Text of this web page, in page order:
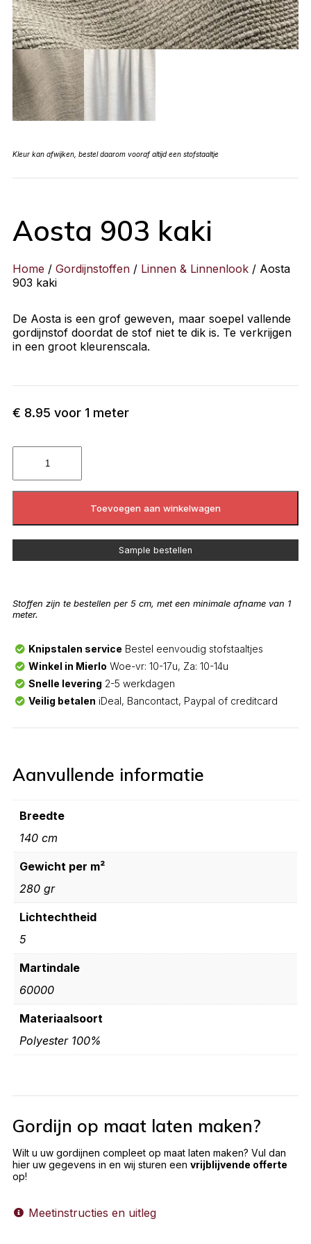
Kleur kan afwijken, bestel daarom vooraf altijd een stofstaaltje
Aosta 903 kaki
Home / Gordijnstoffen / Linnen & Linnenlook / Aosta
903 kaki
De Aosta is een grof geweven, maar soepel vallende
gordijnstof doordat de stof niet te dik is. Te verkrijgen
in een groot kleurenscala.
€ 8.95 voor 1 meter
Toevoegen aan winkelwagen
Sample bestellen
Stoffen zijn te bestellen per 5 cm, met een minimale afname van 1
meter.
Knipstalen service Bestel eenvoudig stofstaaltjes
Winkel in Mierlo Woe-vr: 10-17u, Za: 10-14u
Snelle levering 2-5 werkdagen
Veilig betalen iDeal, Bancontact, Paypal of creditcard
Aanvullende informatie
Breedte
140 cm
Gewicht per m²
280 gr
Lichtechtheid
5
Martindale
60000
Materiaalsoort
Polyester 100%
Gordijn op maat laten maken?
Wilt u uw gordijnen compleet op maat laten maken? Vul dan
hier uw gegevens in en wij sturen een vrijblijvende offerte
op!
Meetinstructies en uitleg